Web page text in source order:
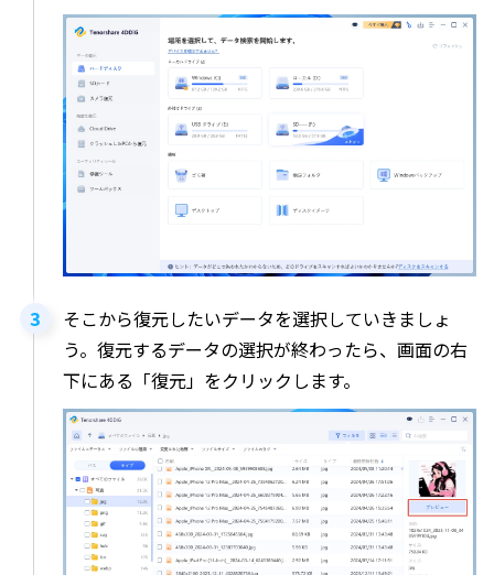
そこから復元したいデータを選択していきましょ
う。復元するデータの選択が終わったら、画面の右
下にある「復元」をクリックします。